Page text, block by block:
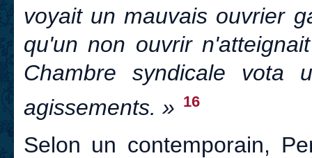
voyait un mauvais ouvrier
qu'un non ouvrir
Chambre syndicale vota
agissements. » 16
Selon un contemporain,